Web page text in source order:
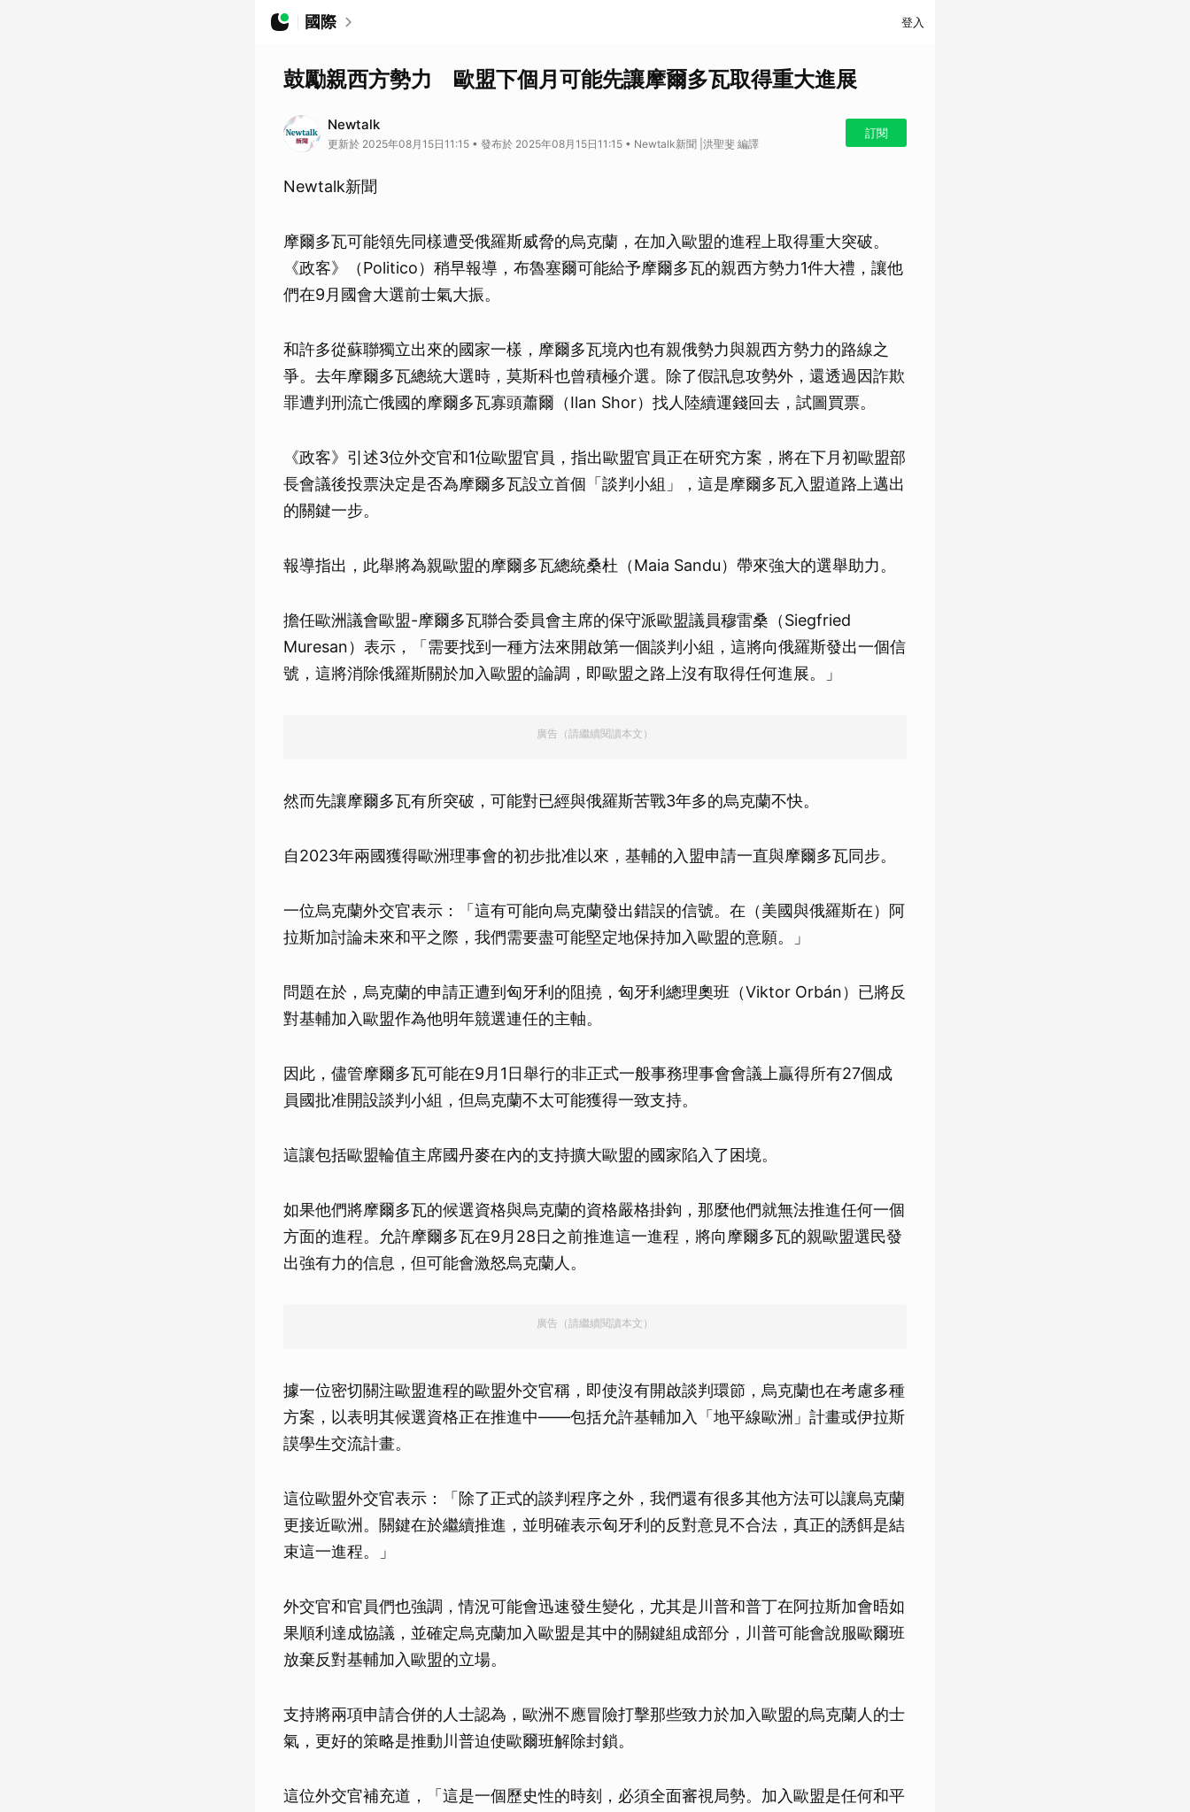
國際 登入
鼓勵親西方勢力 歐盟下個月可能先讓摩爾多瓦取得重大進展
Newtalk
更新於 2025年08月15日11:15 • 發布於 2025年08月15日11:15 • Newtalk新聞 |洪聖斐 編譯
訂閱
Newtalk新聞
摩爾多瓦可能領先同樣遭受俄羅斯威脅的烏克蘭，在加入歐盟的進程上取得重大突破。
《政客》（Politico）稍早報導，布魯塞爾可能給予摩爾多瓦的親西方勢力1件大禮，讓他
們在9月國會大選前士氣大振。
和許多從蘇聯獨立出來的國家一樣，摩爾多瓦境內也有親俄勢力與親西方勢力的路線之
爭。去年摩爾多瓦總統大選時，莫斯科也曾積極介選。除了假訊息攻勢外，還透過因詐欺
罪遭判刑流亡俄國的摩爾多瓦寡頭蕭爾（Ilan Shor）找人陸續運錢回去，試圖買票。
《政客》引述3位外交官和1位歐盟官員，指出歐盟官員正在研究方案，將在下月初歐盟部
長會議後投票決定是否為摩爾多瓦設立首個「談判小組」，這是摩爾多瓦入盟道路上邁出
的關鍵一步。
報導指出，此舉將為親歐盟的摩爾多瓦總統桑杜（Maia Sandu）帶來強大的選舉助力。
擔任歐洲議會歐盟-摩爾多瓦聯合委員會主席的保守派歐盟議員穆雷桑（Siegfried
Muresan）表示，「需要找到一種方法來開啟第一個談判小組，這將向俄羅斯發出一個信
號，這將消除俄羅斯關於加入歐盟的論調，即歐盟之路上沒有取得任何進展。」
廣告（請繼續閱讀本文）
然而先讓摩爾多瓦有所突破，可能對已經與俄羅斯苦戰3年多的烏克蘭不快。
自2023年兩國獲得歐洲理事會的初步批准以來，基輔的入盟申請一直與摩爾多瓦同步。
一位烏克蘭外交官表示：「這有可能向烏克蘭發出錯誤的信號。在（美國與俄羅斯在）阿
拉斯加討論未來和平之際，我們需要盡可能堅定地保持加入歐盟的意願。」
問題在於，烏克蘭的申請正遭到匈牙利的阻撓，匈牙利總理奧班（Viktor Orbán）已將反
對基輔加入歐盟作為他明年競選連任的主軸。
因此，儘管摩爾多瓦可能在9月1日舉行的非正式一般事務理事會會議上贏得所有27個成
員國批准開設談判小組，但烏克蘭不太可能獲得一致支持。
這讓包括歐盟輪值主席國丹麥在內的支持擴大歐盟的國家陷入了困境。
如果他們將摩爾多瓦的候選資格與烏克蘭的資格嚴格掛鉤，那麼他們就無法推進任何一個
方面的進程。允許摩爾多瓦在9月28日之前推進這一進程，將向摩爾多瓦的親歐盟選民發
出強有力的信息，但可能會激怒烏克蘭人。
廣告（請繼續閱讀本文）
據一位密切關注歐盟進程的歐盟外交官稱，即使沒有開啟談判環節，烏克蘭也在考慮多種
方案，以表明其候選資格正在推進中——包括允許基輔加入「地平線歐洲」計畫或伊拉斯
謨學生交流計畫。
這位歐盟外交官表示：「除了正式的談判程序之外，我們還有很多其他方法可以讓烏克蘭
更接近歐洲。關鍵在於繼續推進，並明確表示匈牙利的反對意見不合法，真正的誘餌是結
束這一進程。」
外交官和官員們也強調，情況可能會迅速發生變化，尤其是川普和普丁在阿拉斯加會晤如
果順利達成協議，並確定烏克蘭加入歐盟是其中的關鍵組成部分，川普可能會說服歐爾班
放棄反對基輔加入歐盟的立場。
支持將兩項申請合併的人士認為，歐洲不應冒險打擊那些致力於加入歐盟的烏克蘭人的士
氣，更好的策略是推動川普迫使歐爾班解除封鎖。
這位外交官補充道，「這是一個歷史性的時刻，必須全面審視局勢。加入歐盟是任何和平